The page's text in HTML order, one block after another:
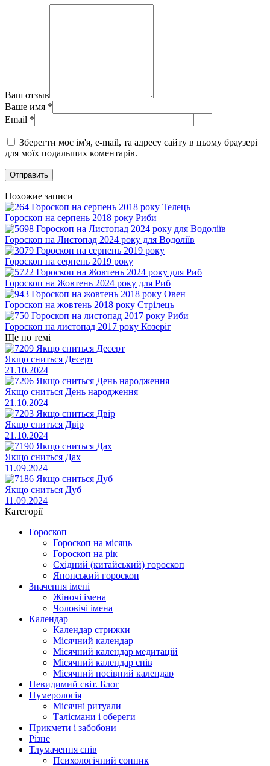
Ваш отзыв
Ваше имя *
Email *
Зберегти моє ім'я, e-mail, та адресу сайту в цьому браузері
для моїх подальших коментарів.
Похожие записи
Гороскоп на серпень 2018 року Риби
Гороскоп на Листопад 2024 року для Водоліїв
Гороскоп на серпень 2019 року
Гороскоп на Жовтень 2024 року для Риб
Гороскоп на жовтень 2018 року Стрілець
Гороскоп на листопад 2017 року Козеріг
Ще по темі
Якщо сниться Десерт
21.10.2024
Якщо сниться День народження
21.10.2024
Якщо сниться Двір
21.10.2024
Якщо сниться Дах
11.09.2024
Якщо сниться Дуб
11.09.2024
Категорії
Гороскоп
Гороскоп на місяць
Гороскоп на рік
Східний (китайський) гороскоп
Японський гороскоп
Значення імені
Жіночі імена
Чоловічі імена
Календар
Календар стрижки
Місячний календар
Місячний календар медитацій
Місячний календар снів
Місячний посівний календар
Невидимий світ. Блог
Нумерологія
Місячні ритуали
Талісмани і обереги
Прикмети і забобони
Різне
Тлумачення снів
Психологічний сонник